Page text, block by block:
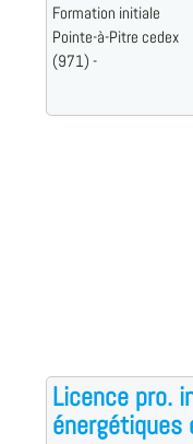
Formation initiale
Pointe-à-Pitre cedex
(971) -
Licence pro.
énergétiques